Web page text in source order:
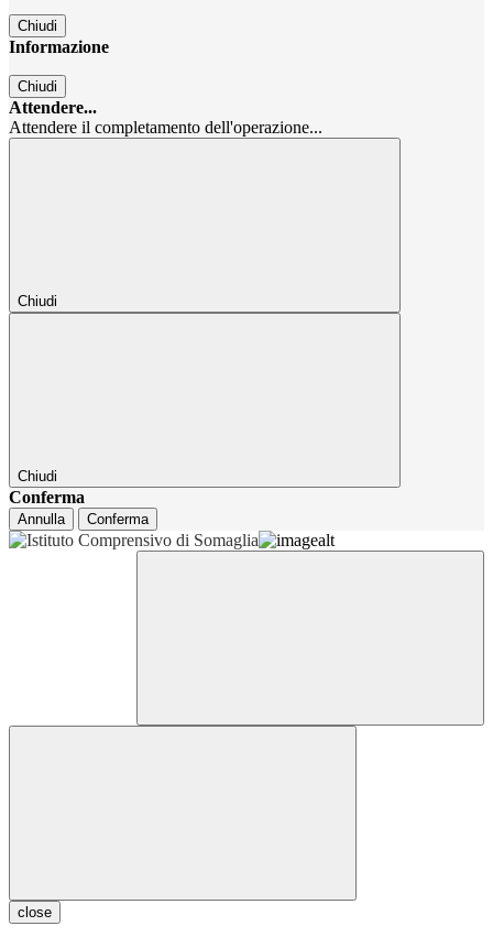
Chiudi
Informazione
Chiudi
Attendere...
Attendere il completamento dell'operazione...
Chiudi
Chiudi
Conferma
Annulla Conferma
close